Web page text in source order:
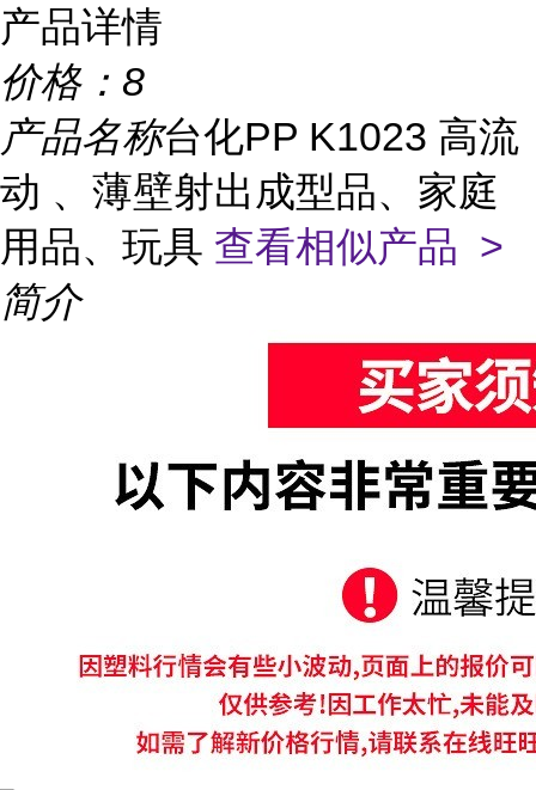
产品详情
价格： 8
产品名称台化PP K1023 高流
动 、薄壁射出成型品、家庭
用品、玩具 查看相似产品 >
简介